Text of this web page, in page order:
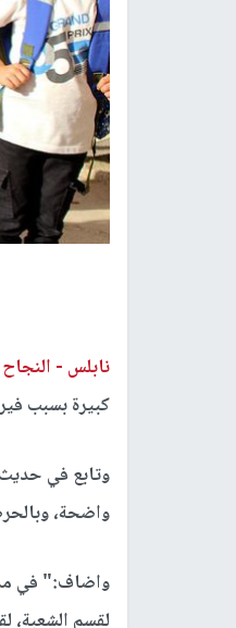
نابلس -
كبيرة بسبب
وتابع في
واضحة،
واضاف:" في
لقسم الشعبة،